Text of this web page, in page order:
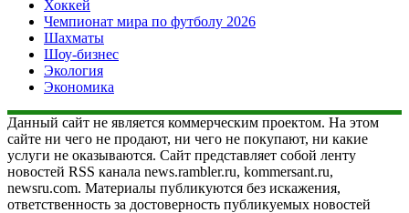
Хоккей
Чемпионат мира по футболу 2026
Шахматы
Шоу-бизнес
Экология
Экономика
Данный сайт не является коммерческим проектом. На этом
сайте ни чего не продают, ни чего не покупают, ни какие
услуги не оказываются. Сайт представляет собой ленту
новостей RSS канала news.rambler.ru, kommersant.ru,
newsru.com. Материалы публикуются без искажения,
ответственность за достоверность публикуемых новостей